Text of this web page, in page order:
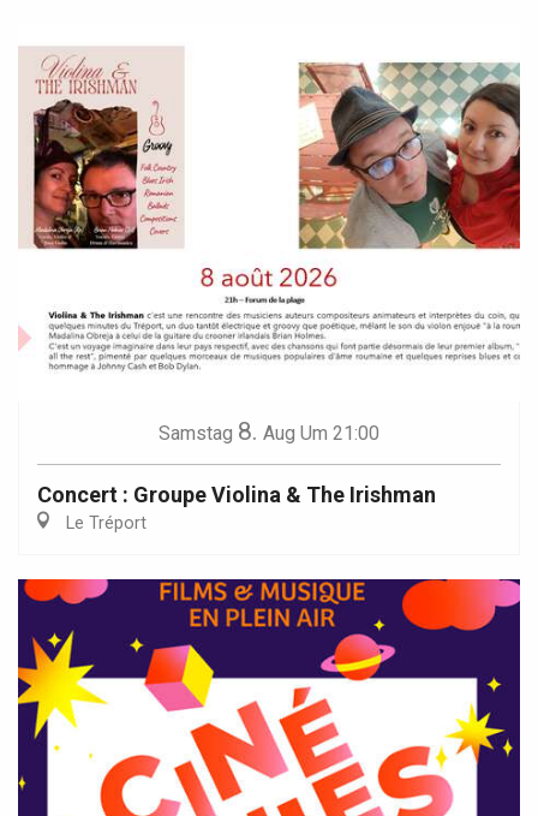
Samstag 8. Aug Um 21:00
Concert : Groupe Violina & The Irishman
Le Tréport